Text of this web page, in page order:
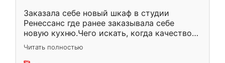
Заказала себе новый шкаф в студии
Ренессанс где ранее заказывала себе
новую кухню.Чего искать, когда качеством
вполне довольна. Служит кухня уже почти
два года, нареканий нет.
Читать полностью